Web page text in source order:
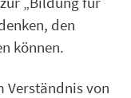
den
können.
Verständnis von